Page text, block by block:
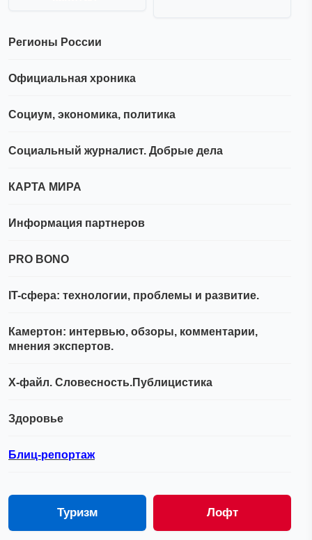
Регионы России
Официальная хроника
Социум, экономика, политика
Социальный журналист. Добрые дела
КАРТА МИРА
Информация партнеров
PRO BONO
IT-сфера: технологии, проблемы и развитие.
Камертон: интервью, обзоры, комментарии,
мнения экспертов.
Х-файл. Словесность.Публицистика
Здоровье
Блиц-репортаж
Туризм Лофт